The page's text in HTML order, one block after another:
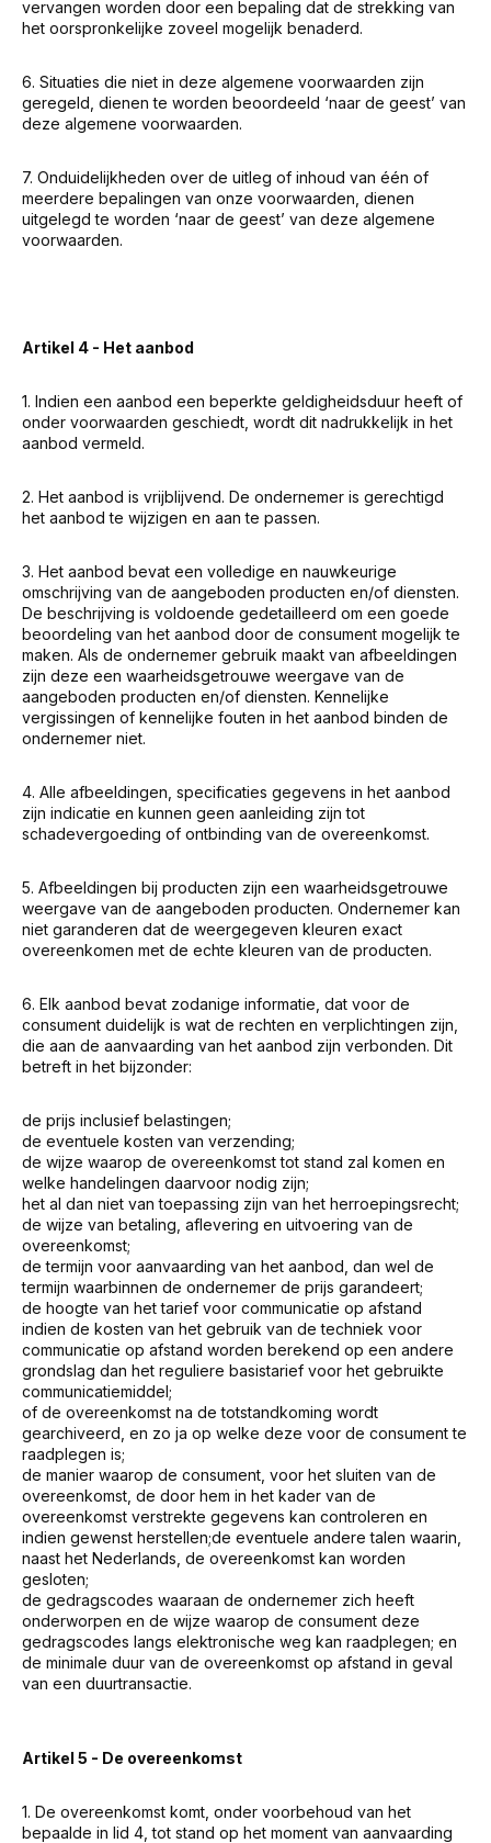
vervangen worden door een bepaling dat de strekking van
het oorspronkelijke zoveel mogelijk benaderd.
6. Situaties die niet in deze algemene voorwaarden zijn
geregeld, dienen te worden beoordeeld ‘naar de geest’ van
deze algemene voorwaarden.
7. Onduidelijkheden over de uitleg of inhoud van één of
meerdere bepalingen van onze voorwaarden, dienen
uitgelegd te worden ‘naar de geest’ van deze algemene
voorwaarden.
Artikel 4 - Het aanbod
1. Indien een aanbod een beperkte geldigheidsduur heeft of
onder voorwaarden geschiedt, wordt dit nadrukkelijk in het
aanbod vermeld.
2. Het aanbod is vrijblijvend. De ondernemer is gerechtigd
het aanbod te wijzigen en aan te passen.
3. Het aanbod bevat een volledige en nauwkeurige
omschrijving van de aangeboden producten en/of diensten.
De beschrijving is voldoende gedetailleerd om een goede
beoordeling van het aanbod door de consument mogelijk te
maken. Als de ondernemer gebruik maakt van afbeeldingen
zijn deze een waarheidsgetrouwe weergave van de
aangeboden producten en/of diensten. Kennelijke
vergissingen of kennelijke fouten in het aanbod binden de
ondernemer niet.
4. Alle afbeeldingen, specificaties gegevens in het aanbod
zijn indicatie en kunnen geen aanleiding zijn tot
schadevergoeding of ontbinding van de overeenkomst.
5. Afbeeldingen bij producten zijn een waarheidsgetrouwe
weergave van de aangeboden producten. Ondernemer kan
niet garanderen dat de weergegeven kleuren exact
overeenkomen met de echte kleuren van de producten.
6. Elk aanbod bevat zodanige informatie, dat voor de
consument duidelijk is wat de rechten en verplichtingen zijn,
die aan de aanvaarding van het aanbod zijn verbonden. Dit
betreft in het bijzonder:
de prijs inclusief belastingen;
de eventuele kosten van verzending;
de wijze waarop de overeenkomst tot stand zal komen en
welke handelingen daarvoor nodig zijn;
het al dan niet van toepassing zijn van het herroepingsrecht;
de wijze van betaling, aflevering en uitvoering van de
overeenkomst;
de termijn voor aanvaarding van het aanbod, dan wel de
termijn waarbinnen de ondernemer de prijs garandeert;
de hoogte van het tarief voor communicatie op afstand
indien de kosten van het gebruik van de techniek voor
communicatie op afstand worden berekend op een andere
grondslag dan het reguliere basistarief voor het gebruikte
communicatiemiddel;
of de overeenkomst na de totstandkoming wordt
gearchiveerd, en zo ja op welke deze voor de consument te
raadplegen is;
de manier waarop de consument, voor het sluiten van de
overeenkomst, de door hem in het kader van de
overeenkomst verstrekte gegevens kan controleren en
indien gewenst herstellen;de eventuele andere talen waarin,
naast het Nederlands, de overeenkomst kan worden
gesloten;
de gedragscodes waaraan de ondernemer zich heeft
onderworpen en de wijze waarop de consument deze
gedragscodes langs elektronische weg kan raadplegen; en
de minimale duur van de overeenkomst op afstand in geval
van een duurtransactie.
Artikel 5 - De overeenkomst
1. De overeenkomst komt, onder voorbehoud van het
bepaalde in lid 4, tot stand op het moment van aanvaarding